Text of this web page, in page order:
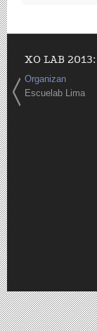
XO LAB
Organizan
Escuelab Lima